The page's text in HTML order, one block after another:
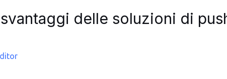
delle soluzioni di